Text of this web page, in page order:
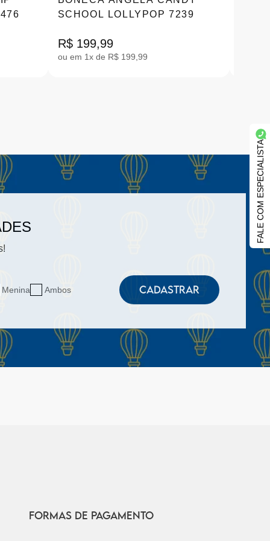
FALE COM ESPECIALISTA
SCHOOL LOLLYPOP 7239
R$ 199,99
ou em 1x de R$ 199,99
Menina Ambos CADASTRAR
FORMAS DE PAGAMENTO